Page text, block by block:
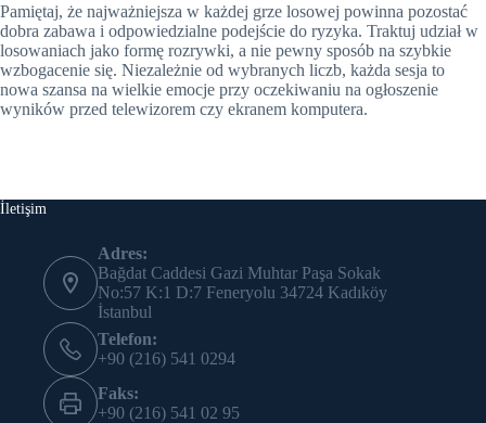
Pamiętaj, że najważniejsza w każdej grze losowej powinna pozostać
dobra zabawa i odpowiedzialne podejście do ryzyka. Traktuj udział w
losowaniach jako formę rozrywki, a nie pewny sposób na szybkie
wzbogacenie się. Niezależnie od wybranych liczb, każda sesja to
nowa szansa na wielkie emocje przy oczekiwaniu na ogłoszenie
wyników przed telewizorem czy ekranem komputera.
İletişim
Adres:
Bağdat Caddesi Gazi Muhtar Paşa Sokak
No:57 K:1 D:7 Feneryolu 34724 Kadıköy
İstanbul
Telefon:
+90 (216) 541 0294
Faks:
+90 (216) 541 02 95